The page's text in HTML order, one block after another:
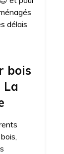
délais
bois